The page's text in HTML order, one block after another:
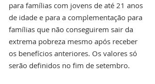
para famílias com jovens de até 21 anos
de idade e para a complementação para
famílias que não conseguirem sair da
extrema pobreza mesmo após receber
os benefícios anteriores. Os valores só
serão definidos no fim de setembro.